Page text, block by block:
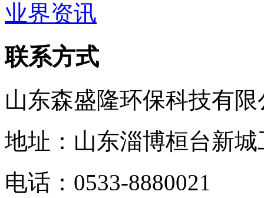
业界资讯
联系方式
山东森盛隆环保科技有限
地址：山东淄博桓台新
电话： 0533-8880021